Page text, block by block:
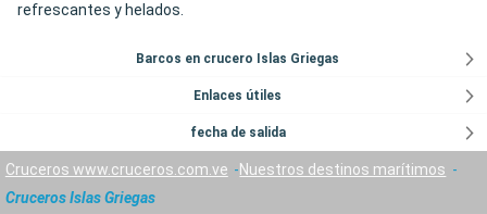
refrescantes y helados.
Barcos en crucero Islas Griegas
Enlaces útiles
fecha de salida
Cruceros www.cruceros.com.ve
Nuestros destinos marítimos
Cruceros Islas Griegas